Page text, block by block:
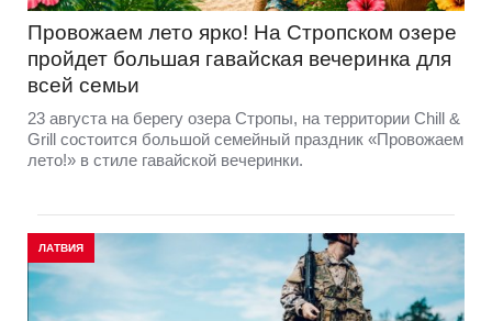
Провожаем лето ярко! На Стропском озере
пройдет большая гавайская вечеринка для
всей семьи
23 августа на берегу озера Стропы, на территории Chill &
Grill состоится большой семейный праздник «Провожаем
лето!» в стиле гавайской вечеринки.
ЛАТВИЯ